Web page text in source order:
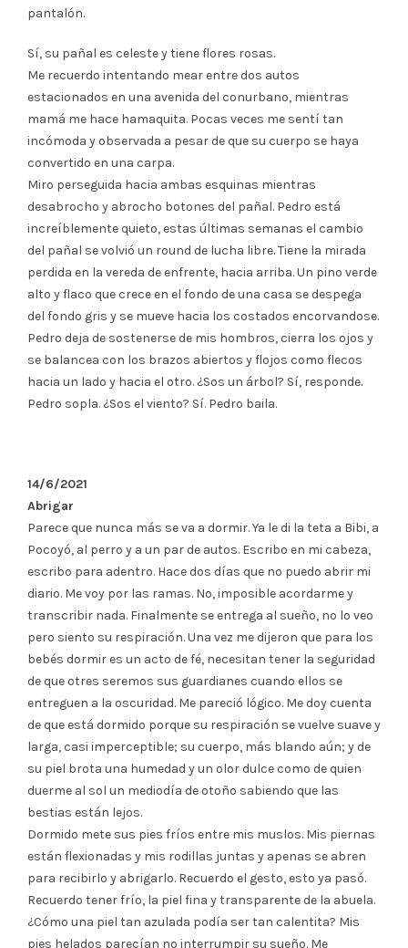
pantalón.
Sí, su pañal es celeste y tiene flores rosas.
Me recuerdo intentando mear entre dos autos
estacionados en una avenida del conurbano, mientras
mamá me hace hamaquita. Pocas veces me sentí tan
incómoda y observada a pesar de que su cuerpo se haya
convertido en una carpa.
Miro perseguida hacia ambas esquinas mientras
desabrocho y abrocho botones del pañal. Pedro está
increíblemente quieto, estas últimas semanas el cambio
del pañal se volvió un round de lucha libre. Tiene la mirada
perdida en la vereda de enfrente, hacia arriba. Un pino verde
alto y flaco que crece en el fondo de una casa se despega
del fondo gris y se mueve hacia los costados encorvandose.
Pedro deja de sostenerse de mis hombros, cierra los ojos y
se balancea con los brazos abiertos y flojos como flecos
hacia un lado y hacia el otro. ¿Sos un árbol? Sí, responde.
Pedro sopla. ¿Sos el viento? Sí. Pedro baila.
14/6/2021
Abrigar
Parece que nunca más se va a dormir. Ya le di la teta a Bibi, a
Pocoyó, al perro y a un par de autos. Escribo en mi cabeza,
escribo para adentro. Hace dos días que no puedo abrir mi
diario. Me voy por las ramas. No, imposible acordarme y
transcribir nada. Finalmente se entrega al sueño, no lo veo
pero siento su respiración. Una vez me dijeron que para los
bebés dormir es un acto de fé, necesitan tener la seguridad
de que otres seremos sus guardianes cuando ellos se
entreguen a la oscuridad. Me pareció lógico. Me doy cuenta
de que está dormido porque su respiración se vuelve suave y
larga, casi imperceptible; su cuerpo, más blando aún; y de
su piel brota una humedad y un olor dulce como de quien
duerme al sol un mediodía de otoño sabiendo que las
bestias están lejos.
Dormido mete sus pies fríos entre mis muslos. Mis piernas
están flexionadas y mis rodillas juntas y apenas se abren
para recibirlo y abrigarlo. Recuerdo el gesto, esto ya pasó.
Recuerdo tener frío, la piel fina y transparente de la abuela.
¿Cómo una piel tan azulada podía ser tan calentita? Mis
pies helados parecían no interrumpir su sueño. Me